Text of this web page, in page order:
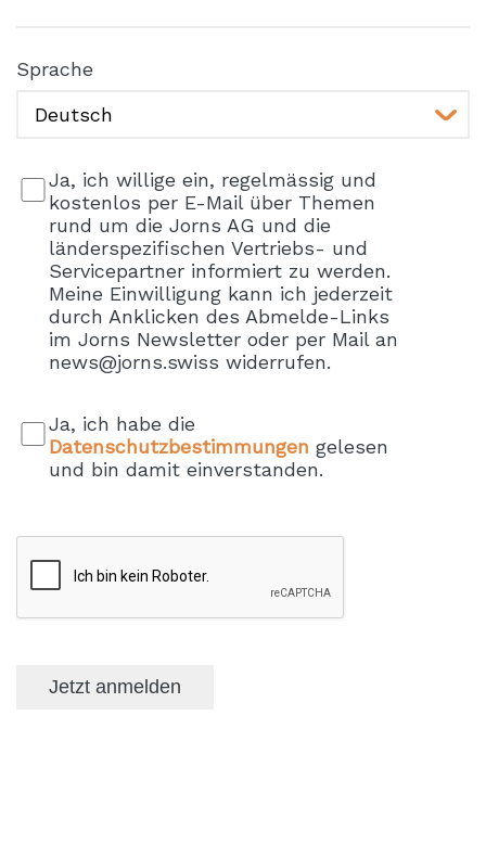
Sprache
Ja, ich willige ein, regelmässig und
kostenlos per E-Mail über Themen
rund um die Jorns AG und die
länderspezifischen Vertriebs- und
Servicepartner informiert zu werden.
Meine Einwilligung kann ich jederzeit
durch Anklicken des Abmelde-Links
im Jorns Newsletter oder per Mail an
news@jorns.swiss widerrufen.
Ja, ich habe die
Datenschutzbestimmungen gelesen
und bin damit einverstanden.